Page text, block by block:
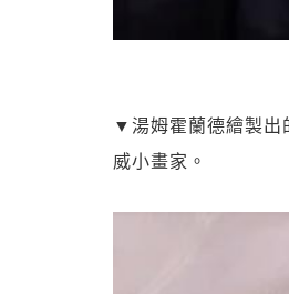
▼湯姆霍蘭德繪製出
威小畫家。